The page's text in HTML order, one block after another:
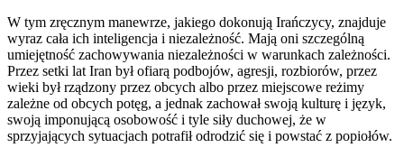
W tym zręcznym manewrze, jakiego dokonują Irańczycy, znajduje
wyraz cała ich inteligencja i niezależność. Mają oni szczególną
umiejętność zachowywania niezależności w warunkach zależności.
Przez setki lat Iran był ofiarą podbojów, agresji, rozbiorów, przez
wieki był rządzony przez obcych albo przez miejscowe reżimy
zależne od obcych potęg, a jednak zachował swoją kulturę i język,
swoją imponującą osobowość i tyle siły duchowej, że w
sprzyjających sytuacjach potrafił odrodzić się i powstać z popiołów.